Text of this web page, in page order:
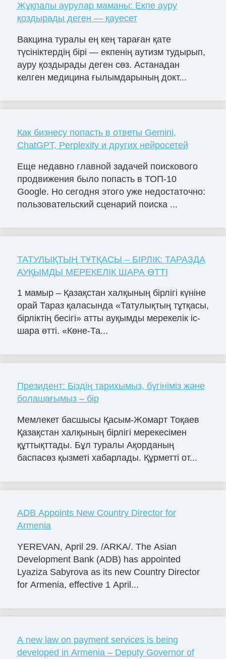
Жұқпалы аурулар маманы: Екпе ауру
қоздырады деген — қауесет
Вакцина туралы ең кең тараған қате
түсініктердің бірі — екпенің аутизм тудырып,
ауру қоздырады деген сөз. Астанадан
келген медицина ғылымдарының докт...
Как бизнесу попасть в ответы Gemini,
ChatGPT, Perplexity и других нейросетей
Еще недавно главной задачей поискового
продвижения было попасть в ТОП-10
Google. Но сегодня этого уже недостаточно:
пользовательский сценарий поиска ...
ТАТУЛЫҚТЫҢ ТҰТҚАСЫ – БІРЛІК: ТАРАЗДА
АУҚЫМДЫ МЕРЕКЕЛІК ШАРА ӨТТІ
1 мамыр – Қазақстан халқының бірлігі күніне
орай Тараз қаласында «Татулықтың тұтқасы,
бірліктің бесігі» атты ауқымды мерекелік іс-
шара өтті. «Көне-Та...
Президент: Біздің тарихымыз, бүгініміз және
болашағымыз – бір
Мемлекет басшысы Қасым-Жомарт Тоқаев
Қазақстан халқының бірлігі мерекесімен
құттықттады. Бұл туралы Ақорданың
баспасөз қызметі хабарлады. Құрметті от...
ADB Appoints New Country Director for
Armenia
YEREVAN, April 29. /ARKA/. The Asian
Development Bank (ADB) has appointed
Lyaziza Sabyrova as its new Country Director
for Armenia, effective 1 April...
A new law on payment services is being
developed in Armenia – Deputy Governor of